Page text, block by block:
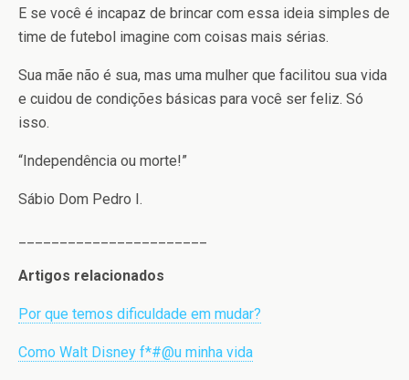
E se você é incapaz de brincar com essa ideia simples de
time de futebol imagine com coisas mais sérias.
Sua mãe não é sua, mas uma mulher que facilitou sua vida
e cuidou de condições básicas para você ser feliz. Só
isso.
“Independência ou morte!”
Sábio Dom Pedro I.
Artigos relacionados
Por que temos dificuldade em mudar?
Como Walt Disney f*#@u minha vida